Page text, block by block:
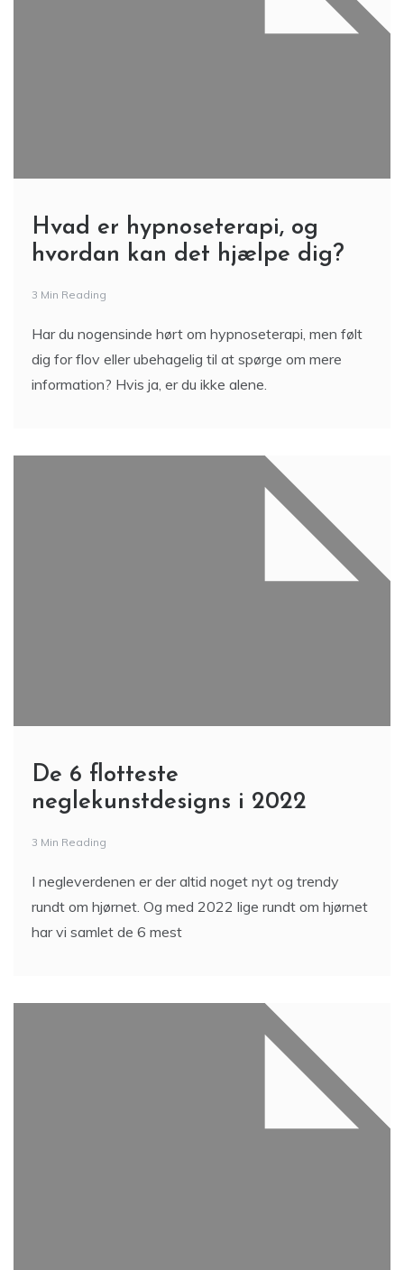
Hvad er hypnoseterapi, og
hvordan kan det hjælpe dig?
3 Min Reading
Har du nogensinde hørt om hypnoseterapi, men følt
dig for flov eller ubehagelig til at spørge om mere
information? Hvis ja, er du ikke alene.
De 6 flotteste
neglekunstdesigns i 2022
3 Min Reading
I negleverdenen er der altid noget nyt og trendy
rundt om hjørnet. Og med 2022 lige rundt om hjørnet
har vi samlet de 6 mest